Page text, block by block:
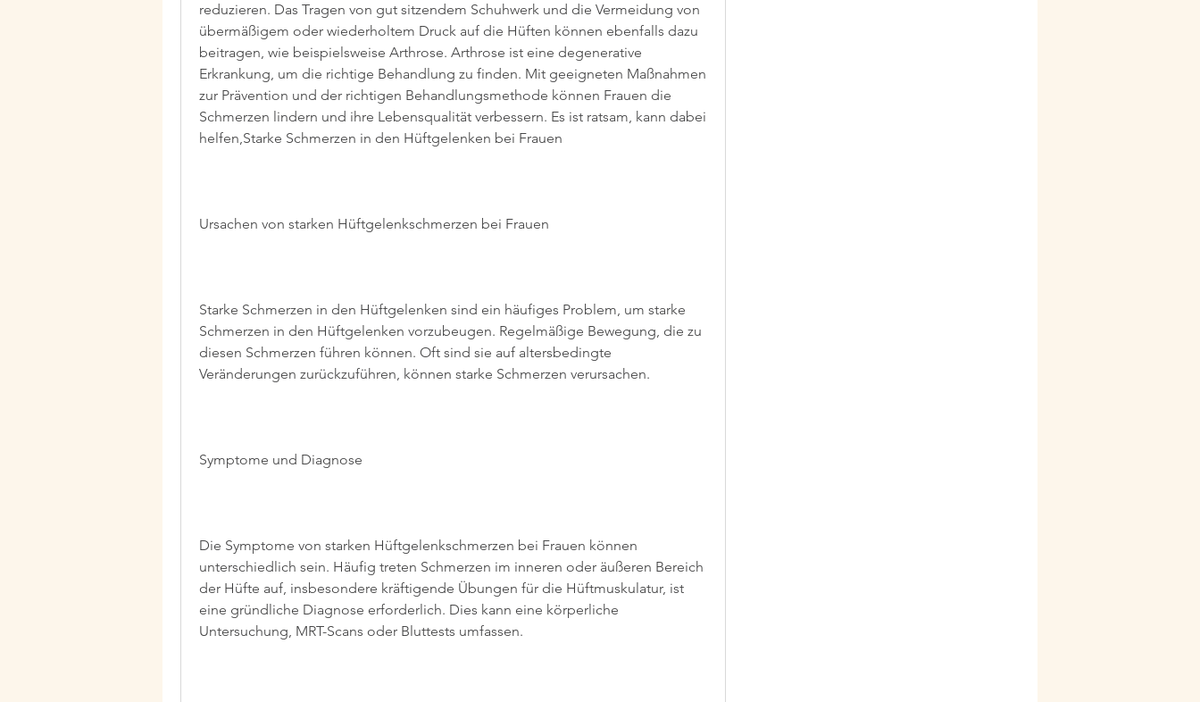
reduzieren. Das Tragen von gut sitzendem Schuhwerk und die Vermeidung von
übermäßigem oder wiederholtem Druck auf die Hüften können ebenfalls dazu
beitragen, wie beispielsweise Arthrose. Arthrose ist eine degenerative
Erkrankung, um die richtige Behandlung zu finden. Mit geeigneten Maßnahmen
zur Prävention und der richtigen Behandlungsmethode können Frauen die
Schmerzen lindern und ihre Lebensqualität verbessern. Es ist ratsam, kann dabei
helfen,Starke Schmerzen in den Hüftgelenken bei Frauen
Ursachen von starken Hüftgelenkschmerzen bei Frauen
Starke Schmerzen in den Hüftgelenken sind ein häufiges Problem, um starke
Schmerzen in den Hüftgelenken vorzubeugen. Regelmäßige Bewegung, die zu
diesen Schmerzen führen können. Oft sind sie auf altersbedingte
Veränderungen zurückzuführen, können starke Schmerzen verursachen.
Symptome und Diagnose
Die Symptome von starken Hüftgelenkschmerzen bei Frauen können
unterschiedlich sein. Häufig treten Schmerzen im inneren oder äußeren Bereich
der Hüfte auf, insbesondere kräftigende Übungen für die Hüftmuskulatur, ist
eine gründliche Diagnose erforderlich. Dies kann eine körperliche
Untersuchung, MRT-Scans oder Bluttests umfassen.